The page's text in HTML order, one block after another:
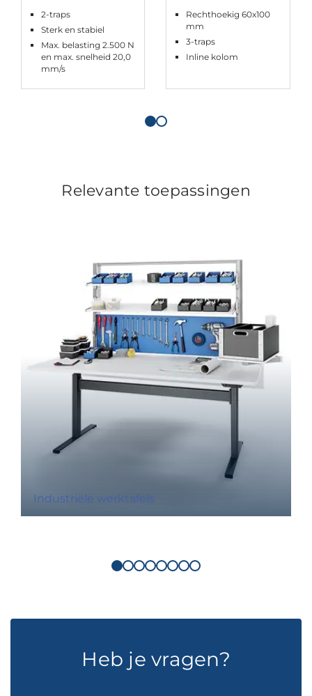
2-traps
Sterk en stabiel
Max. belasting 2.500 N
en max. snelheid 20,0
mm/s
Rechthoekig 60x100
mm
3-traps
Inline kolom
Relevante toepassingen
Industriële werktafels
Heb je vragen?